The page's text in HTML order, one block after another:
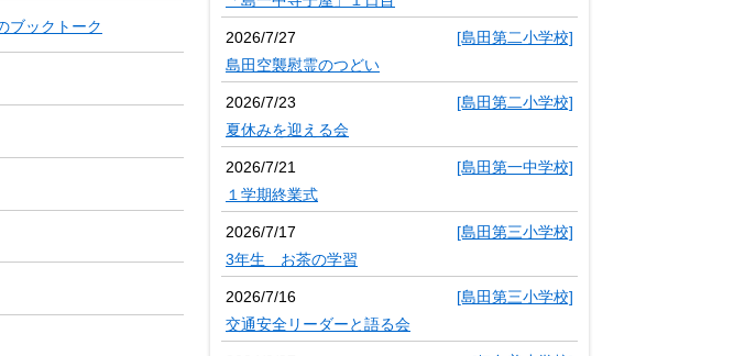
ブックトーク
2026/7/27
[島田第二小学校]
島田空襲慰霊のつどい
2026/7/23
[島田第二小学校]
夏休みを迎える会
2026/7/21
[島田第一中学校]
１学期終業式
2026/7/17
[島田第三小学校]
3年生 お茶の学習
2026/7/16
[島田第三小学校]
交通安全リーダーと語る会